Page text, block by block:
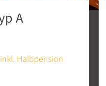
A
inkl. Halbpension